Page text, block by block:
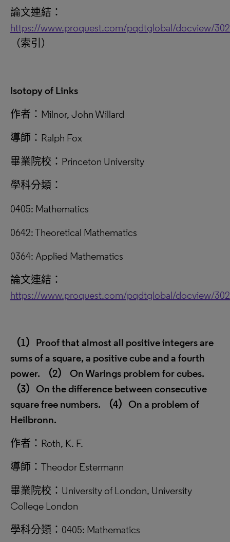
論文連結：
https://www.proquest.com/pqdtglobal/docview/
（索引）
Isotopy of Links
作者：Milnor, John Willard
導師：Ralph Fox
畢業院校：Princeton University
學科分類：
0405: Mathematics
0642: Theoretical Mathematics
0364: Applied Mathematics
論文連結：
https://www.proquest.com/pqdtglobal/docview/
（1） Proof that almost all positive integers are
sums of a square, a positive cube and a fourth
power.
（2）
On Warings problem for cubes.
（3） On the difference between consecutive
square free numbers.
（4） On a problem of
Heilbronn.
作者：Roth, K. F.
導師：Theodor Estermann
畢業院校：University of London, University
College London
學科分類：0405: Mathematics